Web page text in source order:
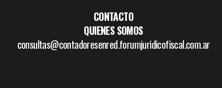
CONTACTO
QUIENES SOMOS
consultas@contadoresenred.forumjuridicofiscal.com.ar